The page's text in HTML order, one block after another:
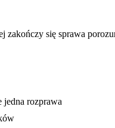
się sprawa
jedna rozprawa